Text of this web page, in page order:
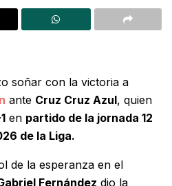
soñar con la victoria a
ante Cruz Cruz Azul, quien
en partido de la jornada 12
de la Liga.
de la esperanza en el
Fernández dio la